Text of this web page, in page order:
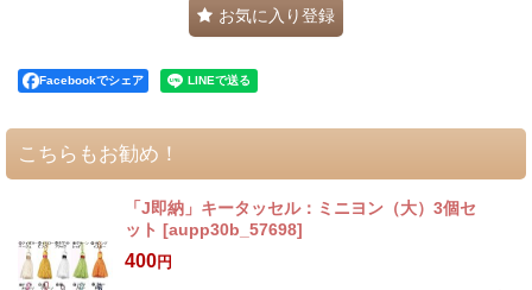
お気に入り登録
Facebookでシェア
こちらもお勧め！
「J即納」キータッセル：ミニヨン（大）3個セ
ット [aupp30b_57698]
400円